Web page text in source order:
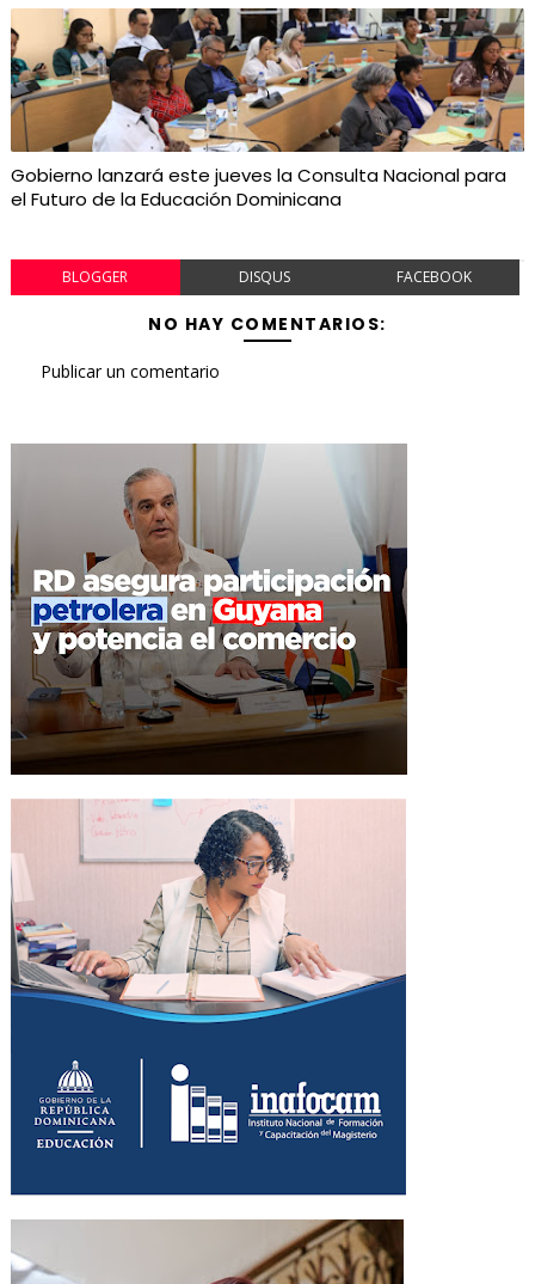
Gobierno lanzará este jueves la Consulta Nacional para
el Futuro de la Educación Dominicana
BLOGGER DISQUS FACEBOOK
NO HAY COMENTARIOS:
Publicar un comentario